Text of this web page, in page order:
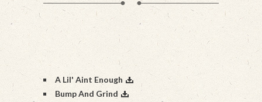
A Lil' Aint Enough
Bump And Grind